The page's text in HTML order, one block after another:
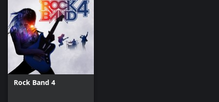
Rock Band 4